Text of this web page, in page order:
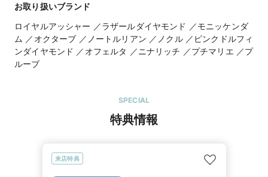
お取り扱いブランド
ロイヤルアッシャー ／ラザールダイヤモンド ／モニッケンダ
ム ／オクターブ ／ノートルリアン ／ノクル ／ピンクドルフィ
ンダイヤモンド ／オフェルタ ／ニナリッチ ／プチマリエ ／プ
ルーブ
SPECIAL
特典情報
来店特典